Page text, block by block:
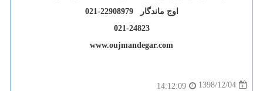
اوج ماندگار 22908979-021
021-24823
www.oujmandegar.com
1398/12/04
14:12:09